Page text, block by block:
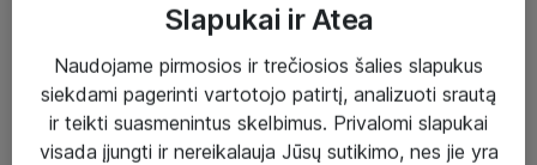
Paslaugos
Sprendimai
Slapukai ir Atea
Naudojame pirmosios ir trečiosios šalies slapukus
siekdami pagerinti vartotojo patirtį, analizuoti srautą
ir teikti suasmenintus skelbimus. Privalomi slapukai
visada įjungti ir nereikalauja Jūsų sutikimo, nes jie yra